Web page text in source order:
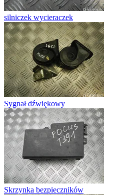
silniczek wycieraczek
Sygnał dźwiękowy
Skrzynka bezpieczników